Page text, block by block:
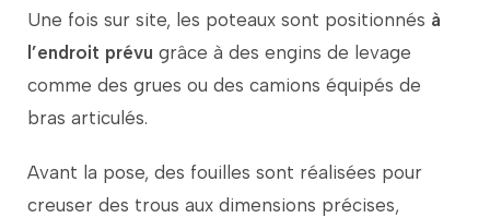
Une fois sur site, les poteaux sont positionnés à
l’endroit prévu grâce à des engins de levage
comme des grues ou des camions équipés de
bras articulés.
Avant la pose, des fouilles sont réalisées pour
creuser des trous aux dimensions précises,